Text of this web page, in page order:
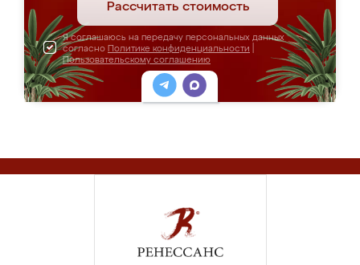
Рассчитать стоимость
Я соглашаюсь на передачу персональных данных
согласно Политике конфиденциальности
Пользовательскому соглашению